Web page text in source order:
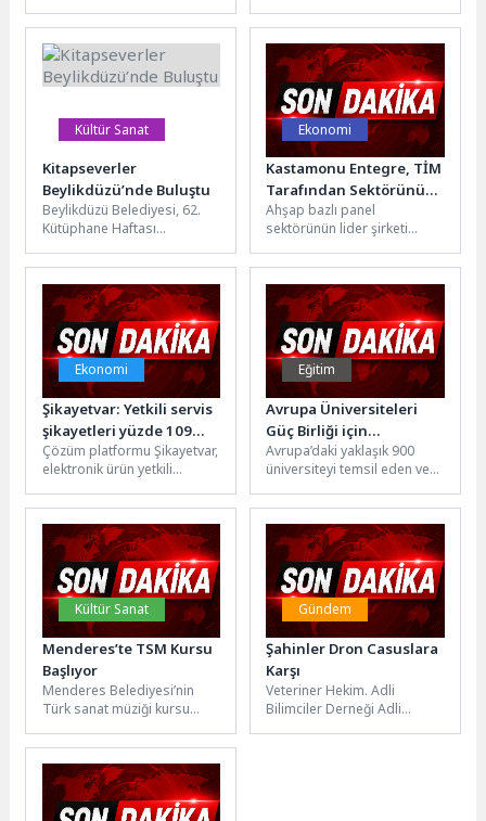
Festivali”, büyük ilgi ve
coşkuyla başladı....
İzmir Oda Orkestrası,
dünyaca ünlü...
Kültür Sanat
Kitapseverler
Beylikdüzü’nde Buluştu
Beylikdüzü Belediyesi, 62.
Kütüphane Haftası
söyleşilerden çocuk
etkinliklerine uzanan zengin
bir programla her...
Ekonomi
Kastamonu Entegre, TİM
Tarafından Sektörünün
İhracat Şampiyonu
Seçildi
Ahşap bazlı panel
sektörünün lider şirketi
ihracattaki güçlü
performansıyla Türkiye
İhracatçılar Meclisi (TİM)...
Ekonomi
Şikayetvar: Yetkili servis
şikayetleri yüzde 109
arttı
Çözüm platformu Şikayetvar,
elektronik ürün yetkili
şikayetlerin son bir yılda
yüzde 109, beyaz...
Eğitim
Avrupa Üniversiteleri
Güç Birliği için
İstanbul’da Toplandı
Avrupa’daki yaklaşık 900
üniversiteyi temsil eden ve
kararların şekillendiği en
önemli platformlardan biri...
Kültür Sanat
Menderes’te TSM Kursu
Başlıyor
Menderes Belediyesi’nin
Türk sanat müziği kursu
Mayıs’a kadar devam
edecek.Menderes
Belediyesi’nin Türk...
Gündem
Şahinler Dron Casuslara
Karşı
Veteriner Hekim. Adli
Bilimciler Derneği Adli